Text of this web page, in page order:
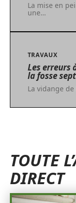
La mise en
une…
TRAVAUX
Les erreurs
la fosse
La vidange
TOUTE
DIRECT